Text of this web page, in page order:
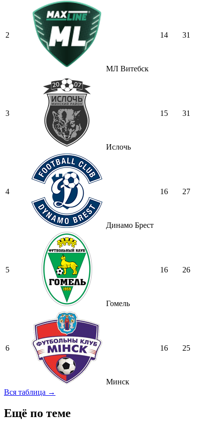
2
МЛ Витебск
14 31
3
Ислочь
15 31
4
Динамо Брест
16 27
5
Гомель
16 26
6
Минск
16 25
Вся таблица →
Ещё по теме